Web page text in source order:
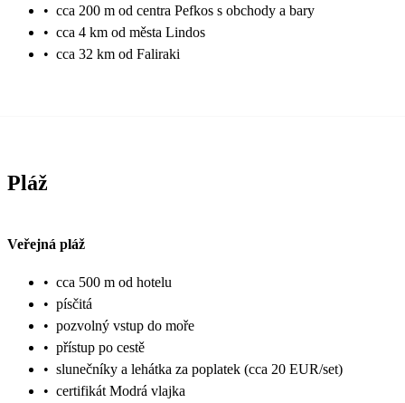
• cca 200 m od centra Pefkos s obchody a bary
• cca 4 km od města Lindos
• cca 32 km od Faliraki
Pláž
Veřejná pláž
• cca 500 m od hotelu
• písčitá
• pozvolný vstup do moře
• přístup po cestě
• slunečníky a lehátka za poplatek (cca 20 EUR/set)
• certifikát Modrá vlajka